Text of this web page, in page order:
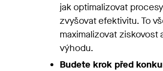
jak optimalizovat
zvyšovat efektivitu. To
maximalizovat
výhodu.
Budete krok před